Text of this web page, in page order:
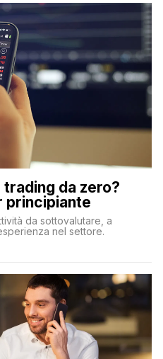
da zero?
principiante
da sottovalutare, a
nel settore.